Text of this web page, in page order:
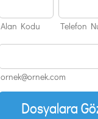
Alan Kodu Telefon
ornek@ornek.com
Dosyalara